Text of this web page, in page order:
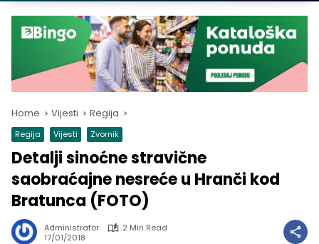
Home Vijesti Regija
Regija Vijesti Zvornik
Detalji sinoćne stravične
saobraćajne nesreće u Hranči kod
Bratunca (FOTO)
Administrator
2 Min Read
17/01/2018